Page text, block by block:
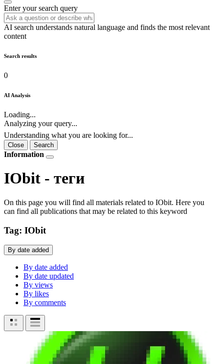
Enter your search query
AI search understands natural language and finds the most relevant
content
Search results
0
AI Analysis
Loading...
Analyzing your query...
Understanding what you are looking for...
Close Search
Information
IObit - теги
On this page you will find all materials related to IObit. Here you
can find all publications that may be related to this keyword
Tag: IObit
By date added
By date added
By date updated
By views
By likes
By comments